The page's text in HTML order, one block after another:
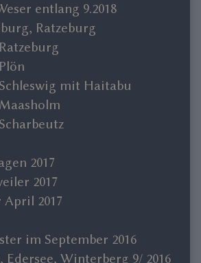
entlang 9.2018
Ratzeburg
Ratzeburg
Plön
Schleswig mit Haitabu
Maasholm
Scharbeutz
2017
2017
2017
im September 2016
Edersee, Winterberg 9/ 2016